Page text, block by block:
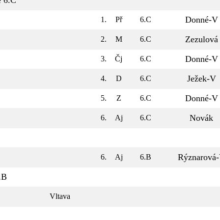
1. Př 6.C Donné-V
2. M 6.C Zezulová
3. Čj 6.C Donné-V
4. D 6.C Ježek-V
5. Z 6.C Donné-V
6. Aj 6.C Novák
6. Aj 6.B
Vltava